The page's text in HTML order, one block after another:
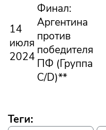
14
июля
2024
Финал:
Аргентина
против
победителя
ПФ (Группа
C/D)**
Теги: